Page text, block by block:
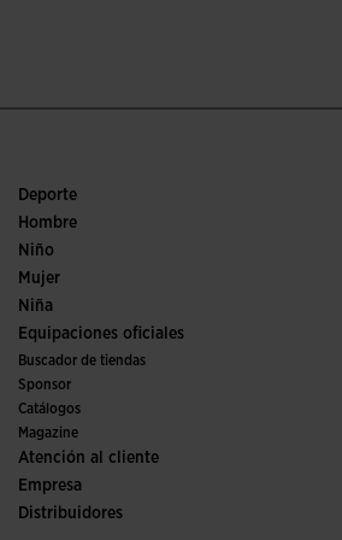
Deporte
Running
Fútbol
Pádel
Tenis
Trail running
Hombre
Calzado Hombre
Deporte
Niño
Ver todo ropa niño
Mujer
Calzado Mujer
Deporte
Niña
Ver todo ropa niña
Equipaciones oficiales
Fútbol
Fútbol sala
Comités y Federaciones
Ediciones especiales
Buscador de tiendas
Sponsor
Catálogos
Magazine
Atención al cliente
Condiciones de compra
Transporte y entrega
Empresa
Historia
Distribuidores